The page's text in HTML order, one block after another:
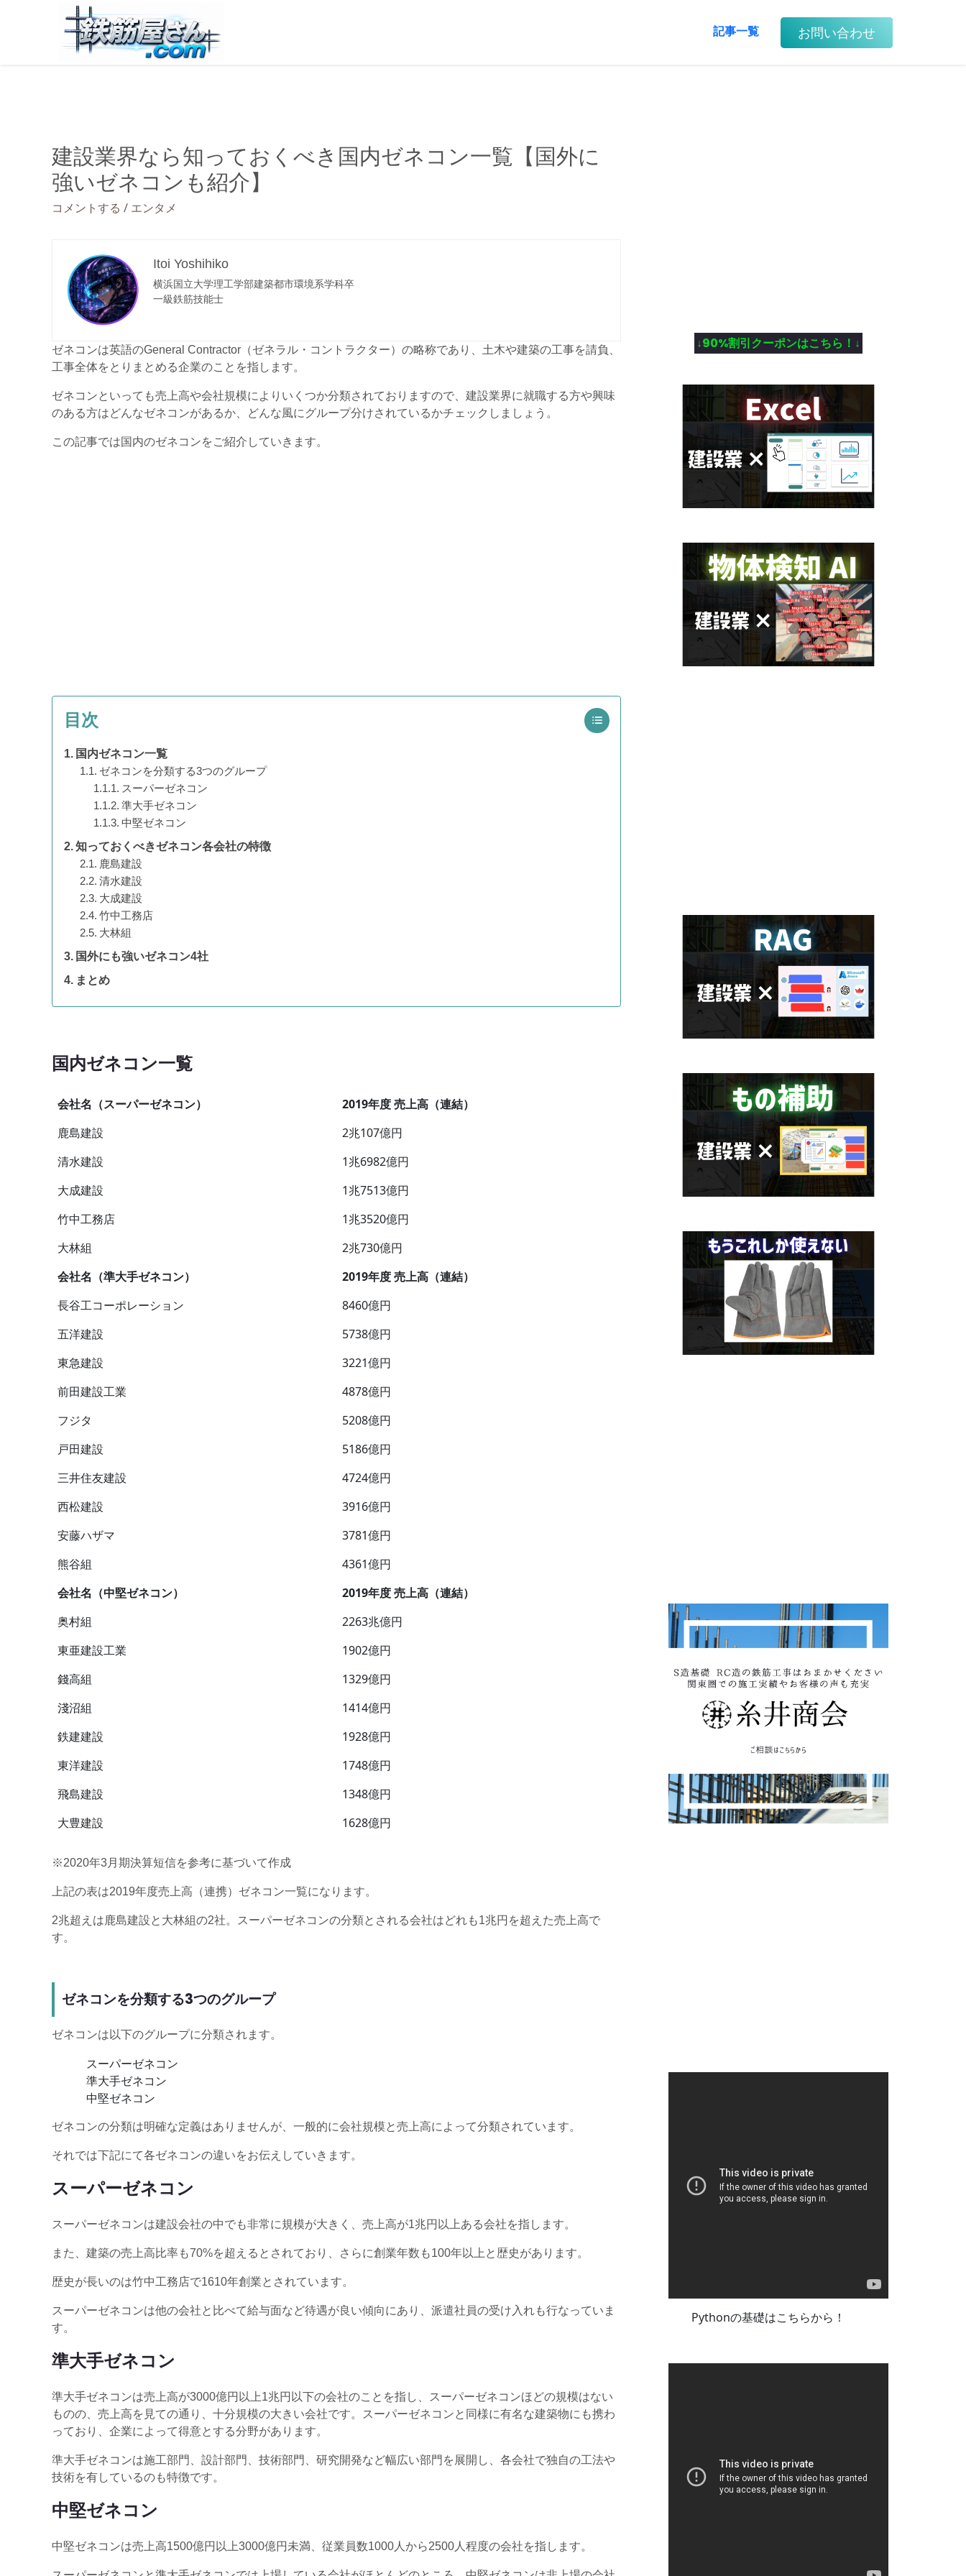
記事一覧 お問い合わせ
建設業界なら知っておくべき国内ゼネコン一覧【国外に
強いゼネコンも紹介】
コメントする / エンタメ
Itoi Yoshihiko
横浜国立大学理工学部建築都市環境系学科卒
一級鉄筋技能士
ゼネコンは英語のGeneral Contractor（ゼネラル・コントラクター）の略称であり、土木や建築の工事を請負、
工事全体をとりまとめる企業のことを指します。
ゼネコンといっても売上高や会社規模によりいくつか分類されておりますので、建設業界に就職する方や興味
のある方はどんなゼネコンがあるか、どんな風にグループ分けされているかチェックしましょう。
この記事では国内のゼネコンをご紹介していきます。
目次
国内ゼネコン一覧
ゼネコンを分類する3つのグループ
スーパーゼネコン
準大手ゼネコン
中堅ゼネコン
知っておくべきゼネコン各会社の特徴
鹿島建設
清水建設
大成建設
竹中工務店
大林組
国外にも強いゼネコン4社
まとめ
国内ゼネコン一覧
会社名（スーパーゼネコン）
2019年度 売上高（連結）
鹿島建設
2兆107億円
清水建設
1兆6982億円
大成建設
1兆7513億円
竹中工務店
1兆3520億円
大林組
2兆730億円
会社名（準大手ゼネコン）
2019年度 売上高（連結）
長谷工コーポレーション
8460億円
五洋建設
5738億円
東急建設
3221億円
前田建設工業
4878億円
フジタ
5208億円
戸田建設
5186億円
三井住友建設
4724億円
西松建設
3916億円
安藤ハザマ
3781億円
熊谷組
4361億円
会社名（中堅ゼネコン）
2019年度 売上高（連結）
奥村組
2263兆億円
東亜建設工業
1902億円
錢高組
1329億円
淺沼組
1414億円
鉄建建設
1928億円
東洋建設
1748億円
飛島建設
1348億円
大豊建設
1628億円
※2020年3月期決算短信を参考に基づいて作成
上記の表は2019年度売上高（連携）ゼネコン一覧になります。
2兆超えは鹿島建設と大林組の2社。スーパーゼネコンの分類とされる会社はどれも1兆円を超えた売上高で
す。
ゼネコンを分類する3つのグループ
ゼネコンは以下のグループに分類されます。
スーパーゼネコン
準大手ゼネコン
中堅ゼネコン
ゼネコンの分類は明確な定義はありませんが、一般的に会社規模と売上高によって分類されています。
それでは下記にて各ゼネコンの違いをお伝えしていきます。
スーパーゼネコン
スーパーゼネコンは建設会社の中でも非常に規模が大きく、売上高が1兆円以上ある会社を指します。
また、建築の売上高比率も70%を超えるとされており、さらに創業年数も100年以上と歴史があります。
歴史が長いのは竹中工務店で1610年創業とされています。
スーパーゼネコンは他の会社と比べて給与面など待遇が良い傾向にあり、派遣社員の受け入れも行なっていま
す。
準大手ゼネコン
準大手ゼネコンは売上高が3000億円以上1兆円以下の会社のことを指し、スーパーゼネコンほどの規模はない
ものの、売上高を見ての通り、十分規模の大きい会社です。スーパーゼネコンと同様に有名な建築物にも携わ
っており、企業によって得意とする分野があります。
準大手ゼネコンは施工部門、設計部門、技術部門、研究開発など幅広い部門を展開し、各会社で独自の工法や
技術を有しているのも特徴です。
中堅ゼネコン
中堅ゼネコンは売上高1500億円以上3000億円未満、従業員数1000人から2500人程度の会社を指します。
↓90%割引クーポンはこちら！↓
Pythonの基礎はこちらから！